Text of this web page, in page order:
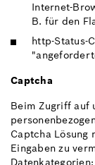
Internet-
B. für den
http-Status-
Captcha
Beim Zugriff auf
Captcha
Eingaben zu